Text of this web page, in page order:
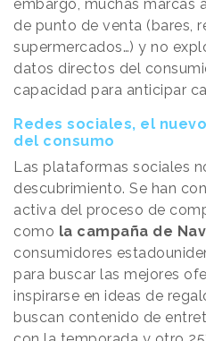
embargo, muchas marcas
de punto de venta (bares,
supermercados…) y no
datos directos del
capacidad para anticipar
Redes sociales, el
del consumo
Las plataformas sociales
descubrimiento. Se han
activa del proceso de
como la campaña de
consumidores
para buscar las mejores
inspirarse en ideas de
buscan contenido de